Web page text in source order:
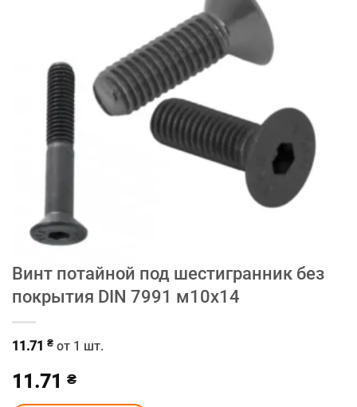
Винт потайной под шестигранник без
покрытия DIN 7991 м10х14
11.71 ₴ от 1 шт.
11.71 ₴